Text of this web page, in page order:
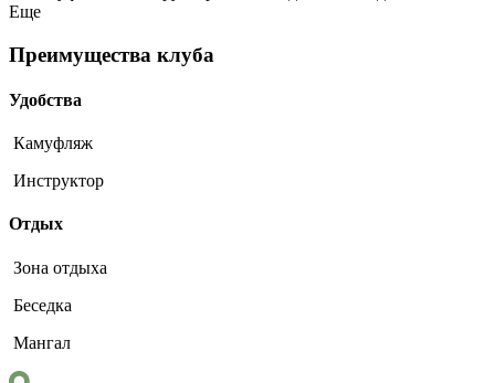
Еще
Преимущества клуба
Удобства
Камуфляж
Инструктор
Отдых
Зона отдыха
Беседка
Мангал